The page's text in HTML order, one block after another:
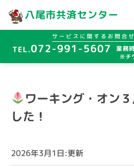
八尾市共済センター
サービスに関するお問合
072-991-5607 業務
※チ
ワーキング・オン
した！
2026年3月1日:更新